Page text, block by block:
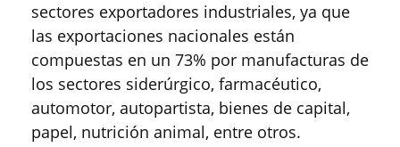
sectores exportadores industriales, ya que
las exportaciones nacionales están
compuestas en un 73% por manufacturas de
los sectores siderúrgico, farmacéutico,
automotor, autopartista, bienes de capital,
papel, nutrición animal, entre otros.